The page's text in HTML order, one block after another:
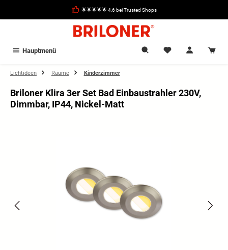
🌟🌟🌟🌟🌟 4,6 bei Trusted Shops
Hauptmenü
Lichtideen Räume Kinderzimmer
Briloner Klira 3er Set Bad Einbaustrahler 230V,
Dimmbar, IP44, Nickel-Matt